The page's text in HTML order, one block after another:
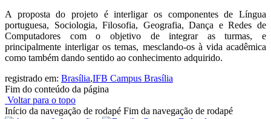
A proposta do projeto é interligar os componentes de Língua
portuguesa, Sociologia, Filosofia, Geografia, Dança e Redes de
Computadores com o objetivo de integrar as turmas, e
principalmente interligar os temas, mesclando-os à vida acadêmica
como também dando sentido ao conhecimento adquirido.
registrado em: Brasília,IFB Campus Brasília
Fim do conteúdo da página
Voltar para o topo
Início da navegação de rodapé Fim da navegação de rodapé